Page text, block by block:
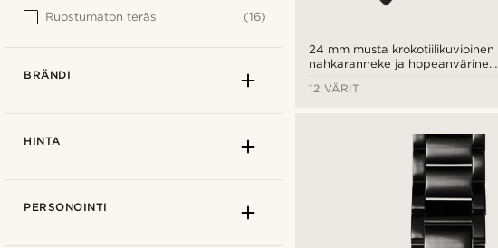
24 mm musta krokotiilikuvioinen
nahkaranneke ja hopeanvärinen
12 VÄRIT
Ruostumaton teräs
(16)
BRÄNDI
HINTA
PERSONOINTI